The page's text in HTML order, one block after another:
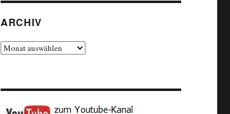
ARCHIV
Archiv